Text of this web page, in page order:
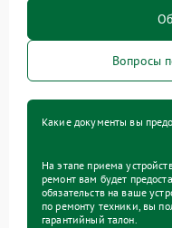
Вопросы
Какие документы вы
На этапе приема
ремонт вам будет
обязательств на ваше
по ремонту техники, вы
гарантийный талон.